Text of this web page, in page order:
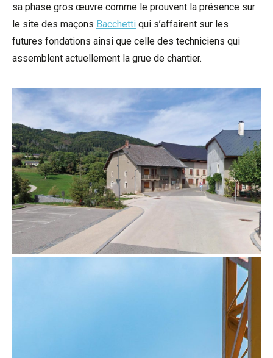
sa phase gros œuvre comme le prouvent la présence sur
le site des maçons Bacchetti qui s’affairent sur les
futures fondations ainsi que celle des techniciens qui
assemblent actuellement la grue de chantier.